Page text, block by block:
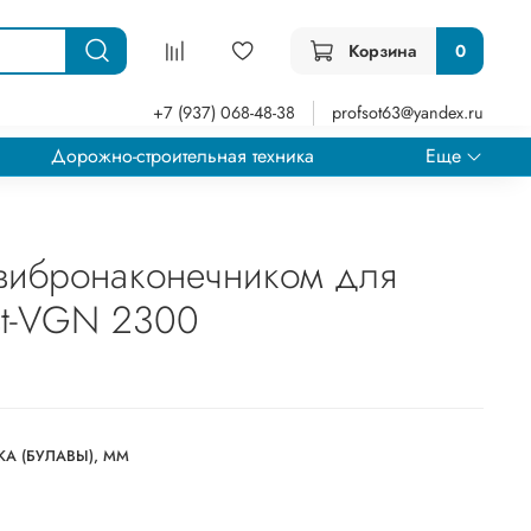
Корзина 0
+7 (937) 068-48-38 profsot63@yandex.ru
Дорожно-строительная техника
Еще
для
VGN 2300
(БУЛАВЫ), ММ